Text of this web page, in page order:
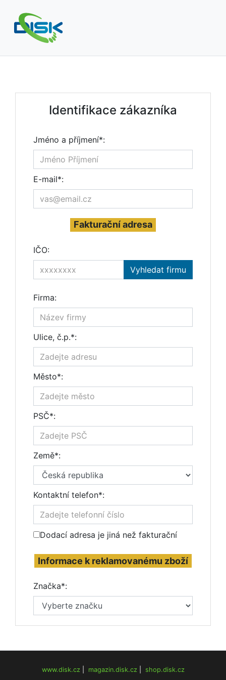
Identifikace zákazníka
Jméno a příjmení*:
E-mail*:
Fakturační adresa
IČO:
Firma:
Ulice, č.p.*:
Město*:
PSČ*:
Země*:
Kontaktní telefon*:
Dodací adresa je jiná než fakturační
Informace k reklamovanému zboží
Značka*:
www.disk.cz| magazin.disk.cz| shop.disk.cz